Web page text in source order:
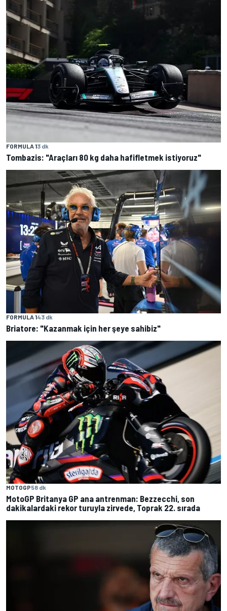
FORMULA 13 dk
Tombazis: "Araçları 80 kg daha hafifletmek istiyoruz"
FORMULA 143 dk
Briatore: "Kazanmak için her şeye sahibiz"
MOTOGP58 dk
MotoGP Britanya GP ana antrenman: Bezzecchi, son
dakikalardaki rekor turuyla zirvede, Toprak 22. sırada